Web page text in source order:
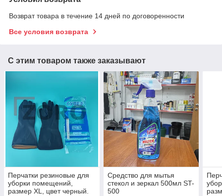
Возврат товара в течение 14 дней по договоренности
Все условия возврата
С этим товаром также заказывают
Перчатки резиновые для
уборки помещений,
размер XL, цвет черный.
Средство для мытья
стекол и зеркал 500мл ST-
500